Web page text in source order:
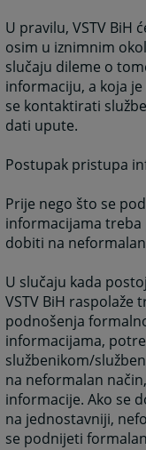
U pravilu, VSTV
osim u iznimnim
slučaju dileme o
informaciju, a koja je
se kontaktirati
dati upute.
Postupak pristupa
Prije nego što se
informacijama
dobiti na
U slučaju kada
VSTV BiH
podnošenja
informacijama,
službenikom/
na neformalan
informacije. Ako se
na jednostavniji,
se podnijeti